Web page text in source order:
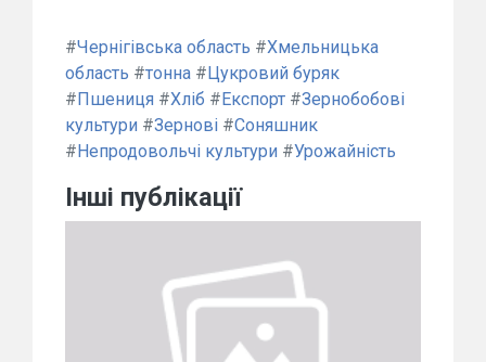
#Чернігівська область #Хмельницька
область #тонна # Цукровий буряк
# Пшениця #Хліб # Експорт #Зернобобові
культури #Зернові #Соняшник
# Непродовольчі культури #Урожайність
Інші публікації